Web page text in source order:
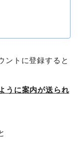
ントに登録すると
うに案内が送られ